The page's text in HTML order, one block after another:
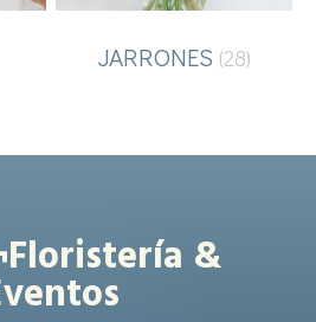
JARRONES (28)
&